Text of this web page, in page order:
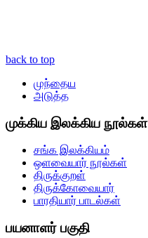
back to top
முந்தைய
அடுத்த
முக்கிய இலக்கிய நூல்கள்
சங்க இலக்கியம்
ஒளவையார் நூல்கள்
திருக்குறள்
திருக்கோவையார்
பாரதியார் பாடல்கள்
பயனாளர் பகுதி